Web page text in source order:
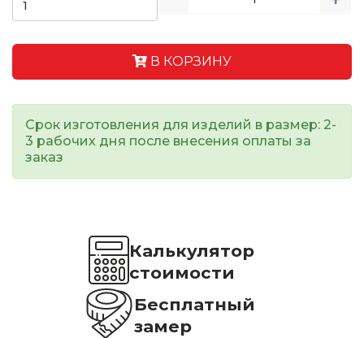
В КОРЗИНУ
Срок изготовления для изделий в размер: 2-
3 рабочих дня после внесения оплаты за
заказ
Калькулятор
стоимости
Бесплатный
замер